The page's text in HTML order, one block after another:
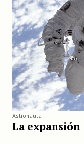
Astronauta
La